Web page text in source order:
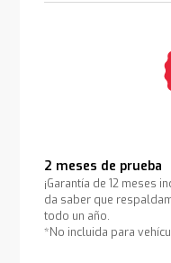
2 meses de prueba
¡Garantía de 12 meses
da saber que
todo un año.
*No incluida para